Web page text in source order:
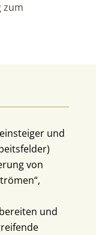
zum
und
von
und